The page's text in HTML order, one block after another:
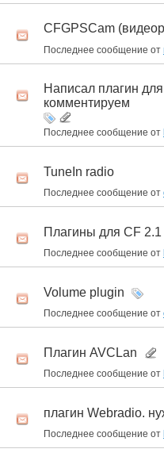
CFGPSCam
Последнее сообщение от
Написал плагин
комментируем
Последнее сообщение от
TuneIn radio
Последнее сообщение от
Плагины для CF 2.1
Последнее сообщение от
Volume plugin
Последнее сообщение от
Плагин AVCLan
Последнее сообщение от
плагин Webradio.
Последнее сообщение от